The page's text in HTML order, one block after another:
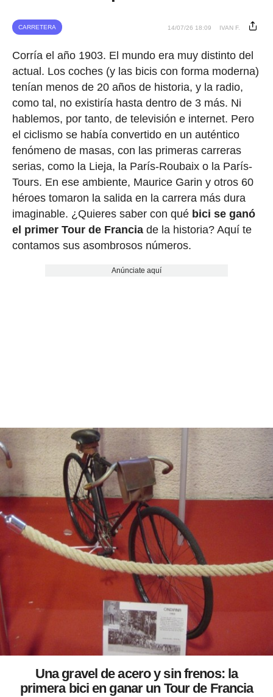
CARRETERA 14/07/26 18:09 IVAN F.
Corría el año 1903. El mundo era muy distinto del
actual. Los coches (y las bicis con forma moderna)
tenían menos de 20 años de historia, y la radio,
como tal, no existiría hasta dentro de 3 más. Ni
hablemos, por tanto, de televisión e internet. Pero
el ciclismo se había convertido en un auténtico
fenómeno de masas, con las primeras carreras
serias, como la Lieja, la París-Roubaix o la París-
Tours. En ese ambiente, Maurice Garin y otros 60
héroes tomaron la salida en la carrera más dura
imaginable. ¿Quieres saber con qué bici se ganó
el primer Tour de Franciade la historia? Aquí te
contamos sus asombrosos números.
Anúnciate aquí
Una gravel de acero y sin frenos: la
primera bici en ganar un Tour de Francia